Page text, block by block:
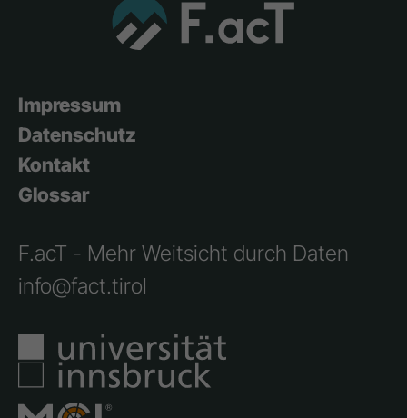
Impressum
Datenschutz
Kontakt
Glossar
F.acT - Mehr Weitsicht durch Daten
info@fact.tirol